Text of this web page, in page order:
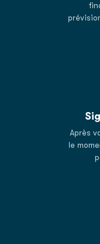
Après
le